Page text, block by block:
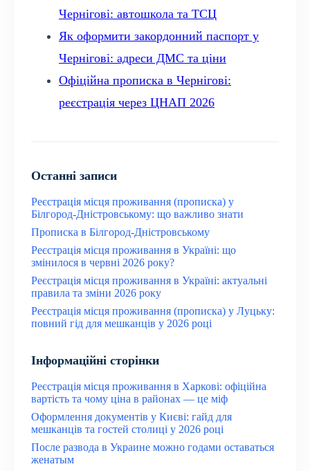
Чернігові: автошкола та ТСЦ
Як оформити закордонний паспорт у
Чернігові: адреси ДМС та ціни
Офіційна прописка в Чернігові:
реєстрація через ЦНАП 2026
Останні записи
Реєстрація місця проживання (прописка) у
Білгород-Дністровському: що важливо знати
Прописка в Білгород-Дністровському
Реєстрація місця проживання в Україні: що
змінилося в червні 2026 року?
Реєстрація місця проживання в Україні: актуальні
правила та зміни 2026 року
Реєстрація місця проживання (прописка) у Луцьку:
повний гід для мешканців у 2026 році
Інформаційні сторінки
Реєстрація місця проживання в Харкові: офіційна
вартість та чому ціна в районах — це міф
Оформлення документів у Києві: гайд для
мешканців та гостей столиці у 2026 році
После развода в Украине можно годами оставаться
женатым